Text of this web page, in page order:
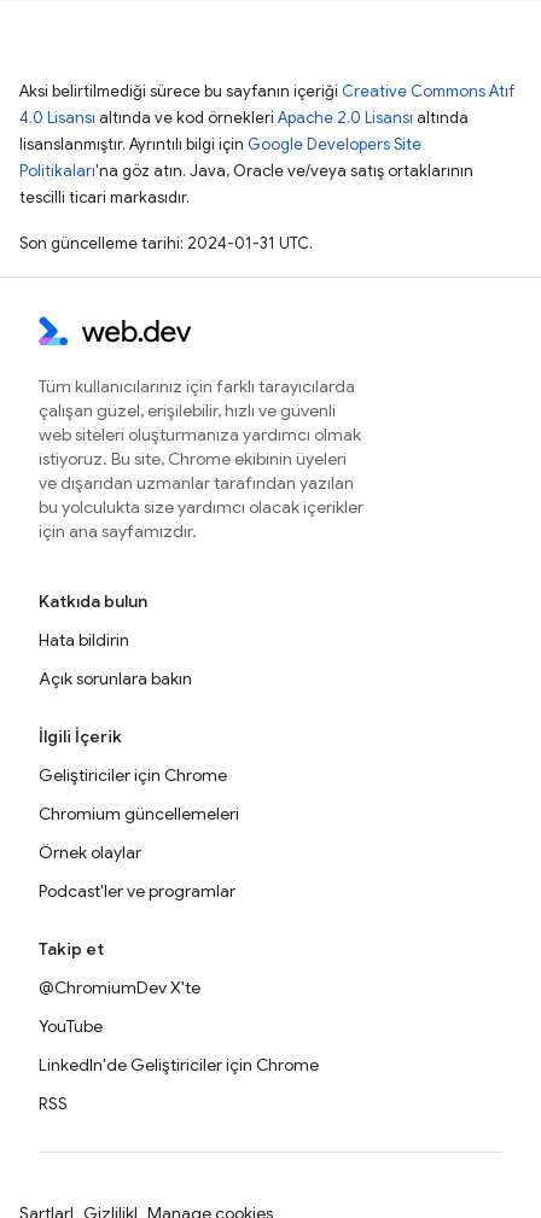
Aksi belirtilmediği sürece bu sayfanın içeriği Creative Commons Atıf
4.0 Lisansı altında ve kod örnekleri Apache 2.0 Lisansı altında
lisanslanmıştır. Ayrıntılı bilgi için Google Developers Site
Politikaları'na göz atın. Java, Oracle ve/veya satış ortaklarının
tescilli ticari markasıdır.
Son güncelleme tarihi: 2024-01-31 UTC.
Tüm kullanıcılarınız için farklı tarayıcılarda
çalışan güzel, erişilebilir, hızlı ve güvenli
web siteleri oluşturmanıza yardımcı olmak
istiyoruz. Bu site, Chrome ekibinin üyeleri
ve dışarıdan uzmanlar tarafından yazılan
bu yolculukta size yardımcı olacak içerikler
için ana sayfamızdır.
Katkıda bulun
Hata bildirin
Açık sorunlara bakın
İlgili İçerik
Geliştiriciler için Chrome
Chromium güncellemeleri
Örnek olaylar
Podcast'ler ve programlar
Takip et
@ChromiumDev X'te
YouTube
LinkedIn'de Geliştiriciler için Chrome
RSS
Şartlar Gizlilik Manage cookies